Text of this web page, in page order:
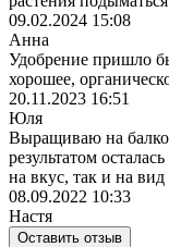
09.02.2024 15:08
Анна
Удобрение пришло
хорошее,
20.11.2023 16:51
Юля
Выращиваю на
результатом
на вкус, так и на вид
08.09.2022 10:33
Настя
Оставить отзыв